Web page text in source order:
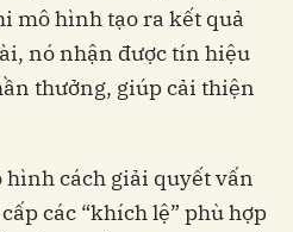
mô hình tạo ra kết quả
nó nhận được tín hiệu
thưởng, giúp cải thiện
cách giải quyết vấn
các “khích lệ” phù hợp